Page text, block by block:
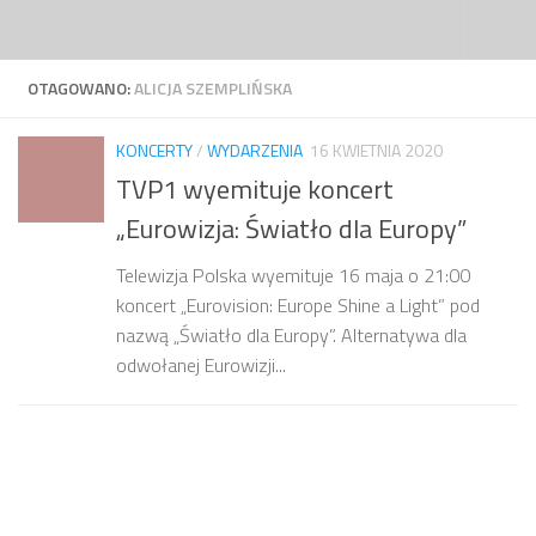
OTAGOWANO:ALICJA SZEMPLIŃSKA
KONCERTY/WYDARZENIA 16 KWIETNIA 2020
TVP1 wyemituje koncert
„Eurowizja: Światło dla Europy”
Telewizja Polska wyemituje 16 maja o 21:00
koncert „Eurovision: Europe Shine a Light” pod
nazwą „Światło dla Europy”. Alternatywa dla
odwołanej Eurowizji...